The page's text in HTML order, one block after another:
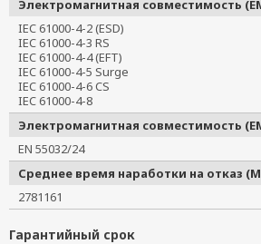
Электромагнитная совместимость
IEC 61000-4-2 (ESD)
IEC 61000-4-3 RS
IEC 61000-4-4 (EFT)
IEC 61000-4-5 Surge
IEC 61000-4-6 CS
IEC 61000-4-8
Электромагнитная совместимость
EN 55032/24
Среднее время наработки на отказ
2781161
Гарантийный срок